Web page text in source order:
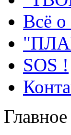
Всё о
SOS !